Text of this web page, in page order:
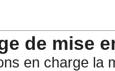
de mise
en charge la